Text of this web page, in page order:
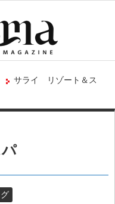
サライ リゾート＆ス